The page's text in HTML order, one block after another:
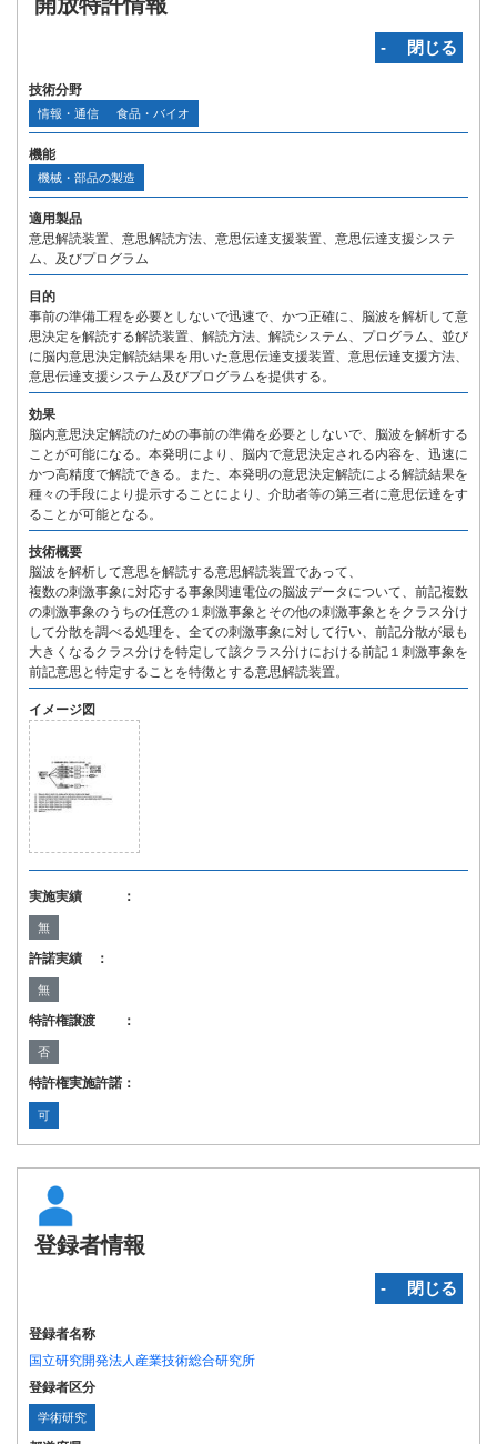
‐ 閉じる
技術分野
情報・通信 食品・バイオ
機能
機械・部品の製造
適用製品
意思解読装置、意思解読方法、意思伝達支援装置、意思伝達支援システ
ム、及びプログラム
目的
事前の準備工程を必要としないで迅速で、かつ正確に、脳波を解析して意
思決定を解読する解読装置、解読方法、解読システム、プログラム、並び
に脳内意思決定解読結果を用いた意思伝達支援装置、意思伝達支援方法、
意思伝達支援システム及びプログラムを提供する。
効果
脳内意思決定解読のための事前の準備を必要としないで、脳波を解析する
ことが可能になる。本発明により、脳内で意思決定される内容を、迅速に
かつ高精度で解読できる。また、本発明の意思決定解読による解読結果を
種々の手段により提示することにより、介助者等の第三者に意思伝達をす
ることが可能となる。
技術概要
脳波を解析して意思を解読する意思解読装置であって、
複数の刺激事象に対応する事象関連電位の脳波データについて、前記複数
の刺激事象のうちの任意の１刺激事象とその他の刺激事象とをクラス分け
して分散を調べる処理を、全ての刺激事象に対して行い、前記分散が最も
大きくなるクラス分けを特定して該クラス分けにおける前記１刺激事象を
前記意思と特定することを特徴とする意思解読装置。
イメージ図
実施実績 ：
無
許諾実績 ：
無
特許権譲渡 ：
否
特許権実施許諾：
可
登録者情報
‐ 閉じる
登録者名称
国立研究開発法人産業技術総合研究所
登録者区分
学術研究